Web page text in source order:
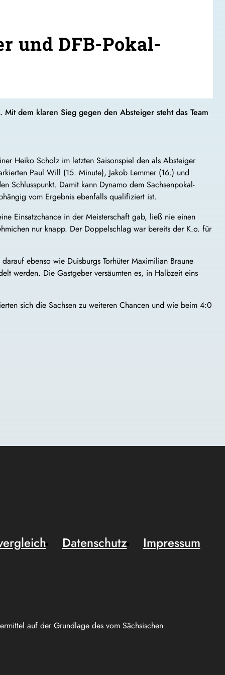
und DFB-Pokal-
dem klaren Sieg gegen den Absteiger steht das Team
Heiko Scholz im letzten Saisonspiel den als Absteiger
Paul Will (15. Minute), Jakob Lemmer (16.) und
Schlusspunkt. Damit kann Dynamo dem Sachsenpokal-
vom Ergebnis ebenfalls qualifiziert ist.
Einsatzchance in der Meisterschaft gab, ließ nie einen
nur knapp. Der Doppelschlag war bereits der K.o. für
ebenso wie Duisburgs Torhüter Maximilian Braune
werden. Die Gastgeber versäumten es, in Halbzeit eins
sich die Sachsen zu weiteren Chancen und wie beim 4:0
auf der Grundlage des vom Sächsischen
Datenschutz
Impressum